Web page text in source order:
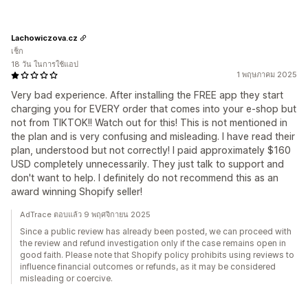
1 พฤษภาคม 2025
Very bad experience. After installing the FREE app they start
charging you for EVERY order that comes into your e-shop but
not from TIKTOK!! Watch out for this! This is not mentioned in
the plan and is very confusing and misleading. I have read their
plan, understood but not correctly! I paid approximately $160
USD completely unnecessarily. They just talk to support and
don't want to help. I definitely do not recommend this as an
award winning Shopify seller!
Lachowiczova.cz
เช็ก
18 วัน ในการใช้แอป
AdTrace ตอบแล้ว 9 พฤศจิกายน 2025
Since a public review has already been posted, we can proceed with
the review and refund investigation only if the case remains open in
good faith. Please note that Shopify policy prohibits using reviews to
influence financial outcomes or refunds, as it may be considered
misleading or coercive.